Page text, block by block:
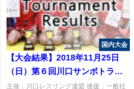
国内大会
【大会結果】2018年11月25日
（日）第６回川口サンボトライ
アルリーグ結果
主催：川口レスリング連盟 後援：一般社